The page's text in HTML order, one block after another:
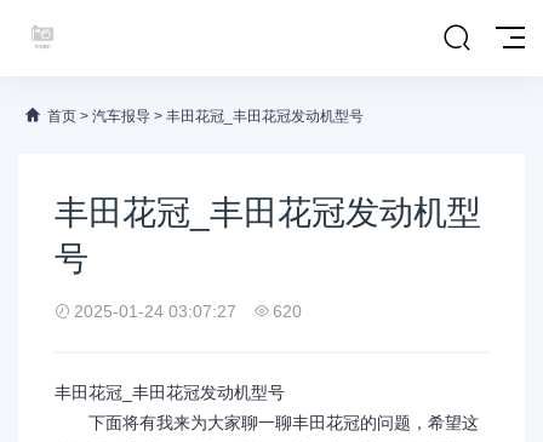
首页 > 汽车报导 > 丰田花冠_丰田花冠发动机型号
丰田花冠_丰田花冠发动机型
号
2025-01-24 03:07:27 620
丰田花冠_丰田花冠发动机型号
下面将有我来为大家聊一聊丰田花冠的问题，希望这